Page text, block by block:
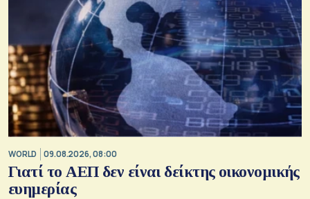
WORLD 09.08.2026, 08:00
Γιατί το ΑΕΠ δεν είναι δείκτης οικονομικής
ευημερίας